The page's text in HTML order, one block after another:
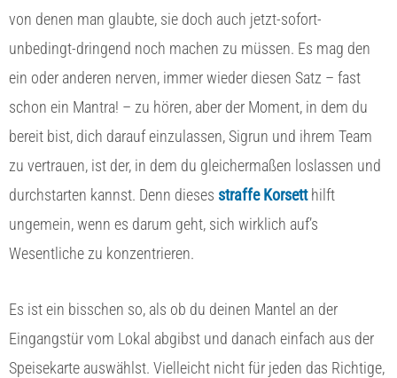
von denen man glaubte, sie doch auch jetzt-sofort-
unbedingt-dringend noch machen zu müssen. Es mag den
ein oder anderen nerven, immer wieder diesen Satz – fast
schon ein Mantra! – zu hören, aber der Moment, in dem du
bereit bist, dich darauf einzulassen, Sigrun und ihrem Team
zu vertrauen, ist der, in dem du gleichermaßen loslassen und
durchstarten kannst. Denn dieses straffe Korsetthilft
ungemein, wenn es darum geht, sich wirklich auf’s
Wesentliche zu konzentrieren.
Es ist ein bisschen so, als ob du deinen Mantel an der
Eingangstür vom Lokal abgibst und danach einfach aus der
Speisekarte auswählst. Vielleicht nicht für jeden das Richtige,